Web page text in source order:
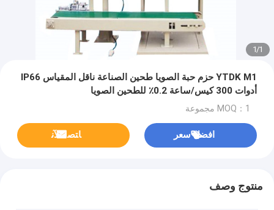
1
/
1
YTDK M1 حزم حبة الصويا طحين الصناعة ناقل المقياس IP66
أدوات 300 كيس/ساعة 0.2٪ للطحين الصويا
MOQ：1 مجموعة
افضل سعر ﺎﺘﺼﻟ ﺍﻶﻧ
منتوج وصف